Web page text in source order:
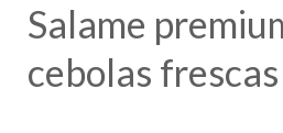
Salame
cebolas